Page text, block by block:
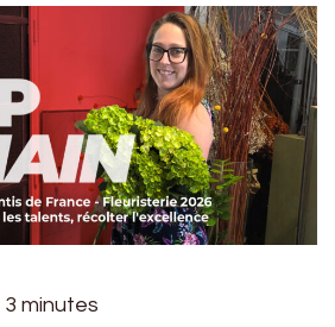
3 minutes